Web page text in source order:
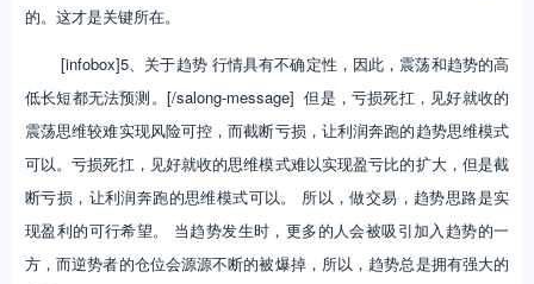
的。这才是关键所在。
[infobox]5、关于趋势 行情具有不确定性，因此，震荡和趋势的高
低长短都无法预测。[/salong-message] 但是，亏损死扛，见好就收的
震荡思维较难实现风险可控，而截断亏损，让利润奔跑的趋势思维模式
可以。亏损死扛，见好就收的思维模式难以实现盈亏比的扩大，但是截
断亏损，让利润奔跑的思维模式可以。 所以，做交易，趋势思路是实
现盈利的可行希望。 当趋势发生时，更多的人会被吸引加入趋势的一
方，而逆势者的仓位会源源不断的被爆掉，所以，趋势总是拥有强大的